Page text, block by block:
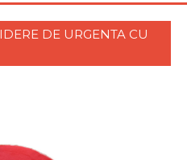
DE URGENTA CU